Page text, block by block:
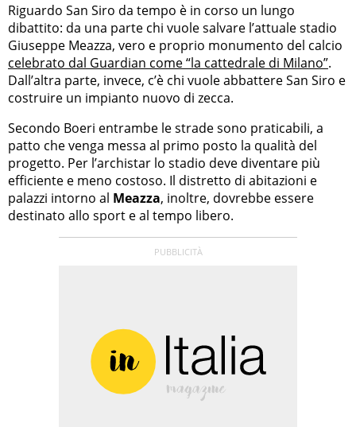
Riguardo San Siro da tempo è in corso un lungo
dibattito: da una parte chi vuole salvare l’attuale stadio
Giuseppe Meazza, vero e proprio monumento del calcio
celebrato dal Guardian come “la cattedrale di Milano”.
Dall’altra parte, invece, c’è chi vuole abbattere San Siro e
costruire un impianto nuovo di zecca.
Secondo Boeri entrambe le strade sono praticabili, a
patto che venga messa al primo posto la qualità del
progetto. Per l’archistar lo stadio deve diventare più
efficiente e meno costoso. Il distretto di abitazioni e
palazzi intorno al Meazza, inoltre, dovrebbe essere
destinato allo sport e al tempo libero.